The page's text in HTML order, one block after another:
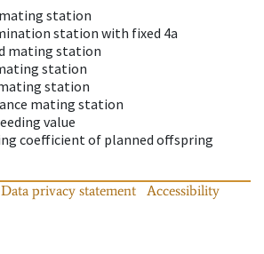
station
station with fixed 4a
mating station
station
station
mating station
value
coefficient of planned offspring
Data privacy statement
Accessibility